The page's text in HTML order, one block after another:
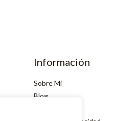
Información
Sobre Mi
Blog